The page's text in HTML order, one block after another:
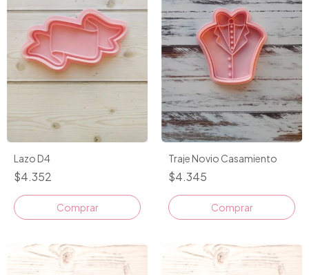
Lazo D4
$4.352
Comprar
Traje Novio Casamiento
$4.345
Comprar